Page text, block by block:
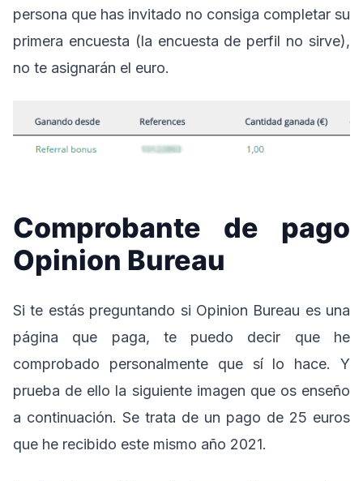
persona que has invitado no consiga completar su
primera encuesta (la encuesta de perfil no sirve),
no te asignarán el euro.
Comprobante de pago
Opinion Bureau
Si te estás preguntando si Opinion Bureau es una
página que paga, te puedo decir que he
comprobado personalmente que sí lo hace. Y
prueba de ello la siguiente imagen que os enseño
a continuación. Se trata de un pago de 25 euros
que he recibido este mismo año 2021.